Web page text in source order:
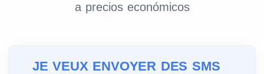
a precios económicos
JE VEUX ENVOYER DES SMS